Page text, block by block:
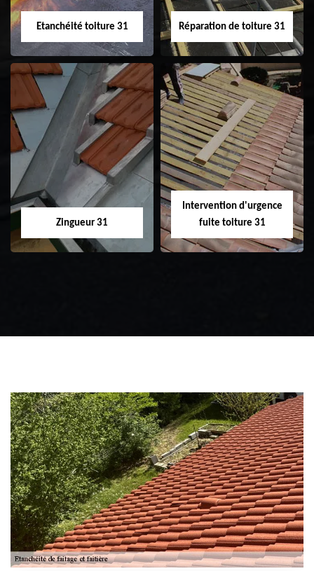
Etanchéité toiture 31
Etanchéité toiture
31
Réparation de toiture 31
Réparation de
toiture 31
Zingueur 31
Intervention d'urgence
fuite toiture 31